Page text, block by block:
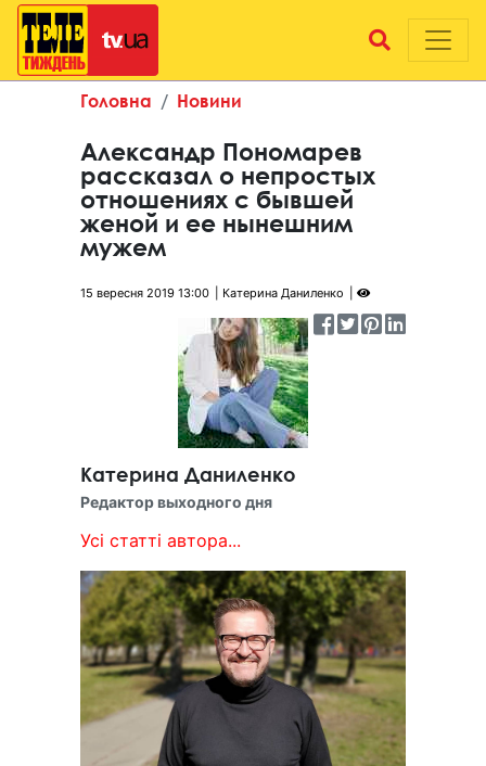
Головна Новини
Александр Пономарев
рассказал о непростых
отношениях с бывшей
женой и ее нынешним
мужем
15 вересня 2019 13:00 Катерина Даниленко
Катерина Даниленко
Редактор выходного дня
Усі статті автора...